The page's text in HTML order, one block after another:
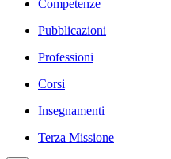
Competenze
Pubblicazioni
Professioni
Corsi
Insegnamenti
Terza Missione